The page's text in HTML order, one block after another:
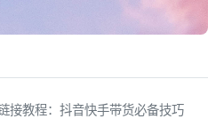
接教程：抖音快手带货必备技巧